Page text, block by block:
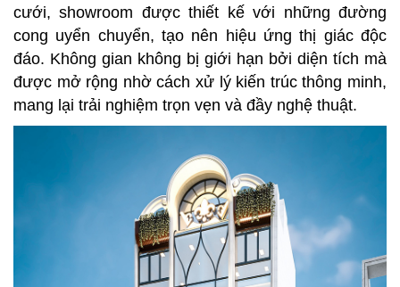
cưới, showroom được thiết kế với những đường
cong uyển chuyển, tạo nên hiệu ứng thị giác độc
đáo. Không gian không bị giới hạn bởi diện tích mà
được mở rộng nhờ cách xử lý kiến trúc thông minh,
mang lại trải nghiệm trọn vẹn và đầy nghệ thuật.